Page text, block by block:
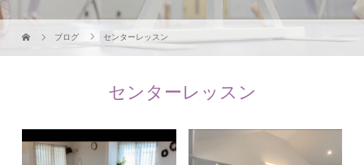
ブログ センターレッスン
センターレッスン